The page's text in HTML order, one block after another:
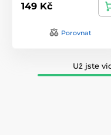
149 Kč
Porovnat
Už jste